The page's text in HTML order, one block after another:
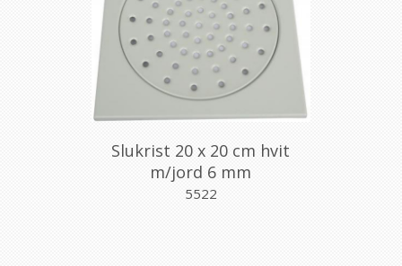
Slukrist 20 x 20 cm hvit
m/jord 6 mm
5522